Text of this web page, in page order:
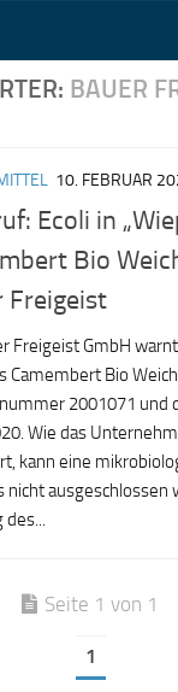
BAUER
10. FEBRUAR
Ecoli in
Bio
Freigeist
Freigeist GmbH
Camembert Bio
2001071 und
Wie das
kann eine
nicht ausgeschlossen
des...
Seite 1 von 1
1